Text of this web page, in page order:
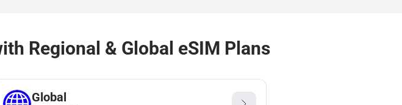
Regional & Global eSIM Plans
Global